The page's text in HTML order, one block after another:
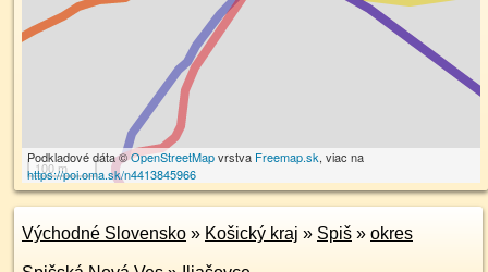
100 m
Podkladové dáta ©OpenStreetMapvrstva Freemap.sk, viac na
https://poi.oma.sk/n4413845966
Východné Slovensko » Košický kraj » Spiš » okres